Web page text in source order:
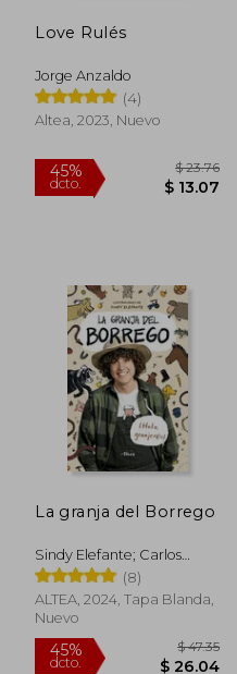
45%
dcto.
$ 39.36
$ 21.65
Love Rulés
Jorge Anzaldo
(4)
Altea, 2023, Nuevo
La granja del Borrego
Sindy Elefante; Carlos
Alberto Díaz (El Borrego)
(8)
ALTEA, 2024, Tapa Blanda,
Nuevo